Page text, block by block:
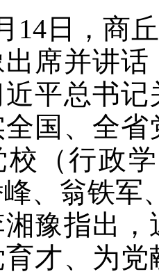
日，商丘
席并讲
平总书
国、全
校（行政
、翁铁军
指出，近
才、为